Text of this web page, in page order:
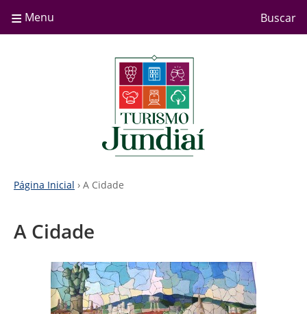
≡ Menu Buscar
Página Inicial › A Cidade
A Cidade